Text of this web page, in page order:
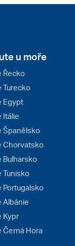
u moře
Řecko
Turecko
Egypt
Itálie
Španělsko
Chorvatsko
Bulharsko
Tunisko
Portugalsko
Albánie
Kypr
Černá Hora